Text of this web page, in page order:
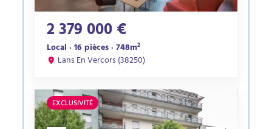
2 379 000 €
Local · 16 pièces · 748m²
Lans En Vercors (38250)
EXCLUSIVITÉ